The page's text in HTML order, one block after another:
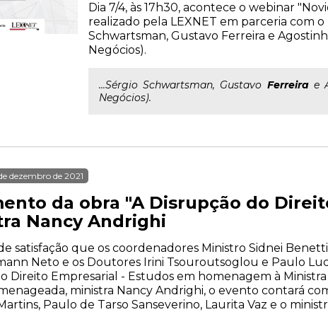
Dia 7/4, às 17h30, acontece o webinar
realizado pela LEXNET em parceria com
Schwartsman, Gustavo Ferreira e
Negócios).
...Sérgio Schwartsman, Gustavo Ferreirae
Negócios).
dezembro de 2021
da obra "A Disrupção do
Nancy Andrighi
satisfação que os coordenadores Ministro Sidnei
Neto e os Doutores Irini Tsouroutsoglou e Paulo
Direito Empresarial - Estudos em homenagem à
ministra Nancy Andrighi, o evento contará
Paulo de Tarso Sanseverino, Laurita Vaz e o